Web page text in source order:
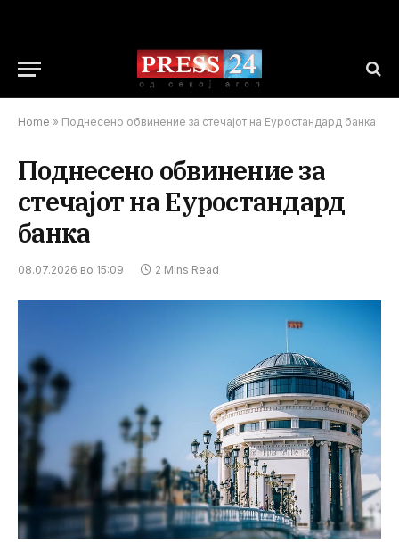
Home » Поднесено обвинение за стечајот на Еуростандард банка
Поднесено обвинение за
стечајот на Еуростандард
банка
08.07.2026 во 15:09 2 Mins Read